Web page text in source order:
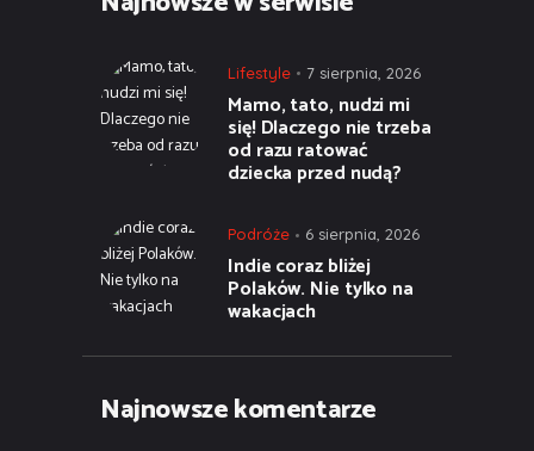
Lifestyle 7 sierpnia, 2026
Mamo, tato, nudzi mi
się! Dlaczego nie trzeba
od razu ratować
dziecka przed nudą?
Podróże 6 sierpnia, 2026
Indie coraz bliżej
Polaków. Nie tylko na
wakacjach
Najnowsze komentarze